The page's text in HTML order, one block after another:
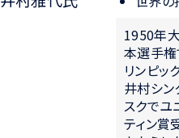
1950年
本選手権
リンピッ
井村シン
スクでユ
ティン賞